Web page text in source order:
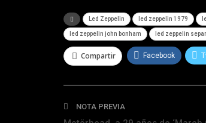
Led Zeppelin led zeppelin 1979
led zeppelin john bonham led zeppelin
Compartir Facebook
NOTA PREVIA